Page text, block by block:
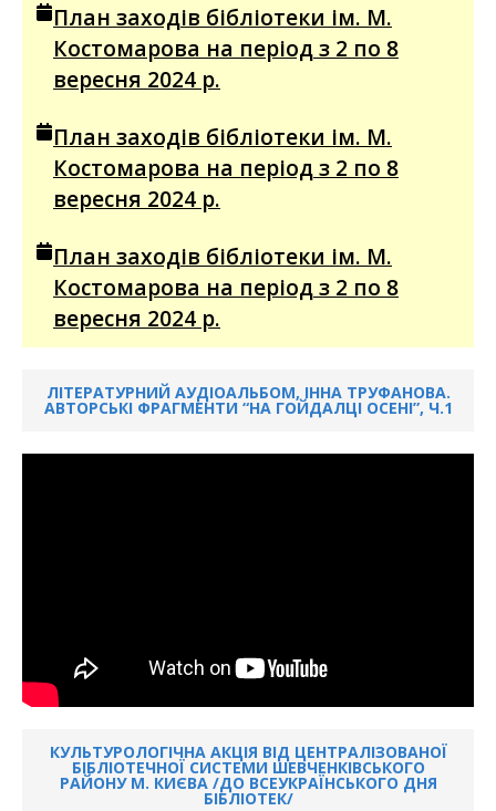
План заходів бібліотеки ім. М.
Костомарова на період з 2 по 8
вересня 2024 р.
План заходів бібліотеки ім. М.
Костомарова на період з 2 по 8
вересня 2024 р.
План заходів бібліотеки ім. М.
Костомарова на період з 2 по 8
вересня 2024 р.
ЛІТЕРАТУРНИЙ АУДІОАЛЬБОМ, ІННА ТРУФАНОВА.
АВТОРСЬКІ ФРАГМЕНТИ “НА ГОЙДАЛЦІ ОСЕНІ”, Ч.1
КУЛЬТУРОЛОГІЧНА АКЦІЯ ВІД ЦЕНТРАЛІЗОВАНОЇ
БІБЛІОТЕЧНОЇ СИСТЕМИ ШЕВЧЕНКІВСЬКОГО
РАЙОНУ М. КИЄВА /ДО ВСЕУКРАЇНСЬКОГО ДНЯ
БІБЛІОТЕК/